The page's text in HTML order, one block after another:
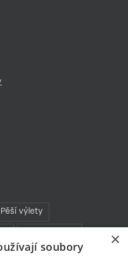
Pěší výlety
přehrada Rozhledny
×
soubory